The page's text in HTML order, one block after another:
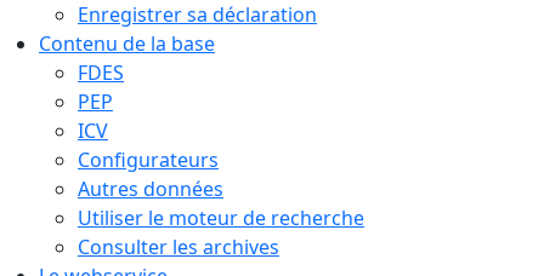
Enregistrer sa déclaration
Contenu de la base
FDES
PEP
ICV
Configurateurs
Autres données
Utiliser le moteur de recherche
Consulter les archives